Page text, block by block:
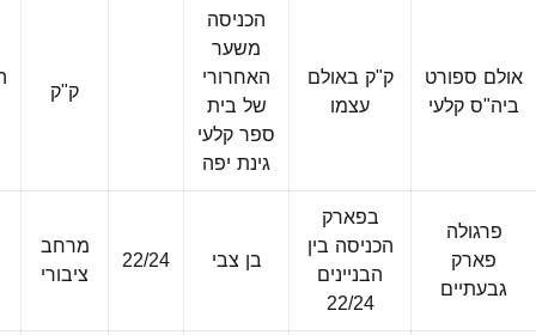
אולם ספורט
ביה"ס קלעי
ק"ק באולם
עצמו
הכניסה
משער
האחרורי
של בית
ספר קלעי
גינת יפה
ק"ק
פרגולה
פארק
גבעתיים
בפארק
הכניסה בין
הבניינים
22/24
בן צבי 22/24 מרחב
ציבורי